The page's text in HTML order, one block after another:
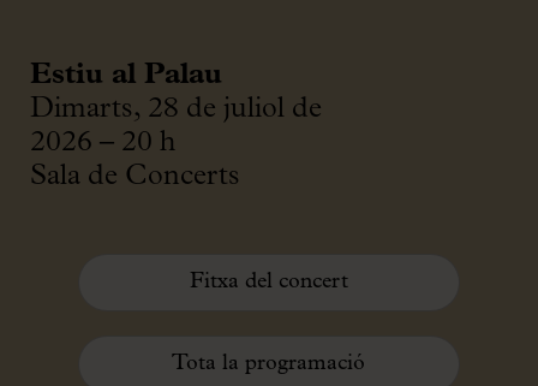
Estiu al Palau
Dimarts, 28 de juliol de
2026 – 20 h
Sala de Concerts
Fitxa del concert
Tota la programació